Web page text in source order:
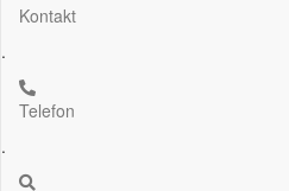
Kontakt
.
Telefon
.